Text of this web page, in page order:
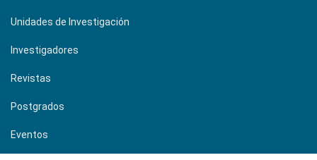
Unidades de Investigación
Investigadores
Revistas
Postgrados
Eventos